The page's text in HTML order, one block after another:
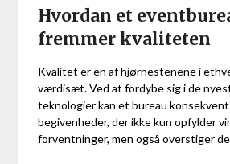
Hvordan et
fremmer kvaliteten
Kvalitet er en af hjørnestenene i
værdisæt. Ved at fordybe sig i de
teknologier kan et bureau
begivenheder, der ikke kun opfylder
forventninger, men også overstiger